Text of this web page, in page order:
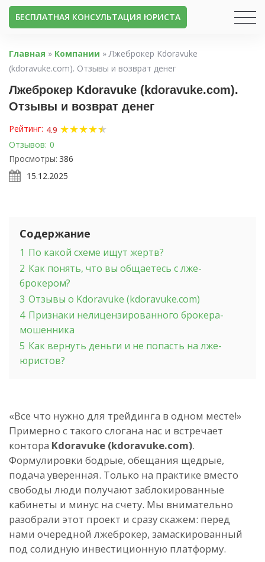
БЕСПЛАТНАЯ КОНСУЛЬТАЦИЯ ЮРИСТА
Главная » Компании »Лжеброкер Kdoravuke
(kdoravuke.com). Отзывы и возврат денег
Лжеброкер Kdoravuke (kdoravuke.com).
Отзывы и возврат денег
Рейтинг: 4.9 ★★★★★
★
Отзывов: 0
Просмотры: 386
15.12.2025
Содержание
1 По какой схеме ищут жертв?
2 Как понять, что вы общаетесь с лже-
брокером?
3 Отзывы о Kdoravuke (kdoravuke.com)
4 Признаки нелицензированного брокера-
мошенника
5 Как вернуть деньги и не попасть на лже-
юристов?
«Все что нужно для трейдинга в одном месте!»
Примерно с такого слогана нас и встречает
контора Kdoravuke (kdoravuke.com).
Формулировки бодрые, обещания щедрые,
подача уверенная. Только на практике вместо
свободы люди получают заблокированные
кабинеты и минус на счету. Мы внимательно
разобрали этот проект и сразу скажем: перед
нами очередной лжеброкер, замаскированный
под солидную инвестиционную платформу.